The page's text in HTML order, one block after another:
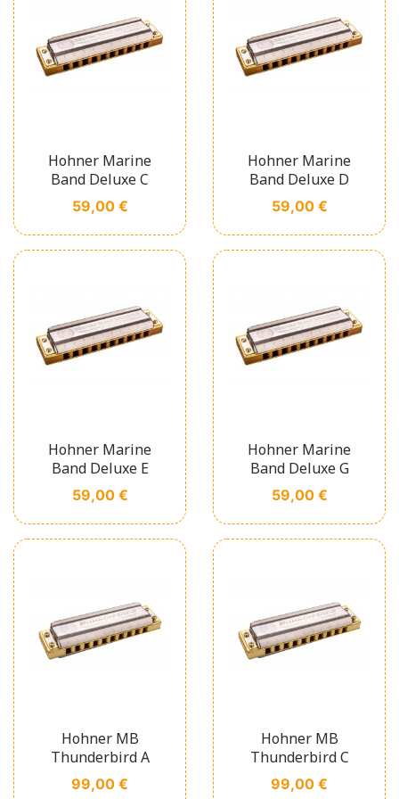
Hohner Marine
Band Deluxe C
Prix
59,00 €
Hohner Marine
Band Deluxe D
Prix
59,00 €
Hohner Marine
Band Deluxe E
Prix
59,00 €
Hohner Marine
Band Deluxe G
Prix
59,00 €
Hohner MB
Thunderbird A
Prix
99,00 €
Hohner MB
Thunderbird C
Prix
99,00 €